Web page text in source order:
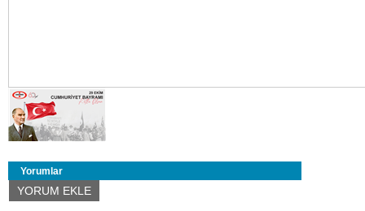
Yorumlar
YORUM EKLE